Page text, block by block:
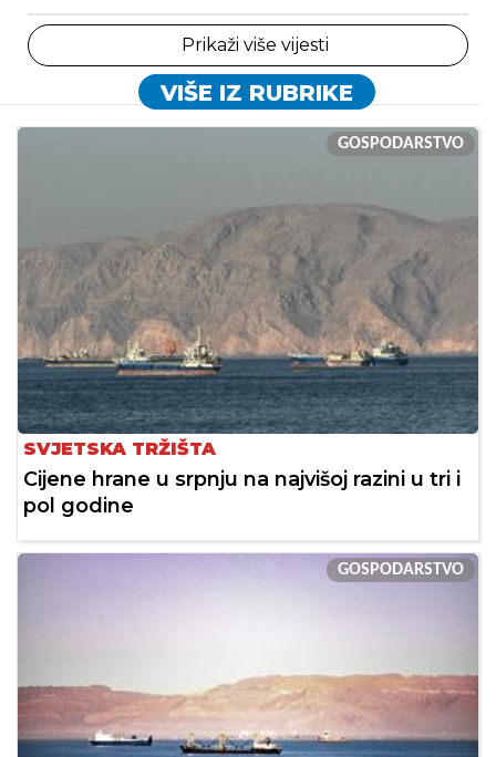
Prikaži više vijesti
VIŠE IZ RUBRIKE
GOSPODARSTVO
SVJETSKA TRŽIŠTA
Cijene hrane u srpnju na najvišoj razini u tri i
pol godine
GOSPODARSTVO